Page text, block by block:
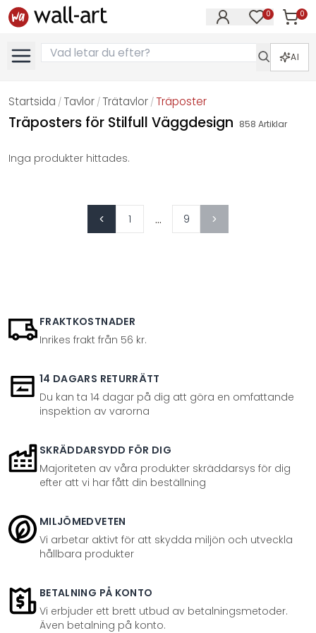
0 0
AI
Startsida / Tavlor / Trätavlor /Träposter
Träposters för Stilfull Väggdesign 858 Artiklar
Inga produkter hittades.
1 ... 9
FRAKTKOSTNADER
Inrikes frakt från 56 kr.
14 DAGARS RETURRÄTT
Du kan ta 14 dagar på dig att göra en omfattande
inspektion av varorna
SKRÄDDARSYDD FÖR DIG
Majoriteten av våra produkter skräddarsys för dig
efter att vi har fått din beställning
MILJÖMEDVETEN
Vi arbetar aktivt för att skydda miljön och utveckla
hållbara produkter
BETALNING PÅ KONTO
Vi erbjuder ett brett utbud av betalningsmetoder.
Även betalning på konto.